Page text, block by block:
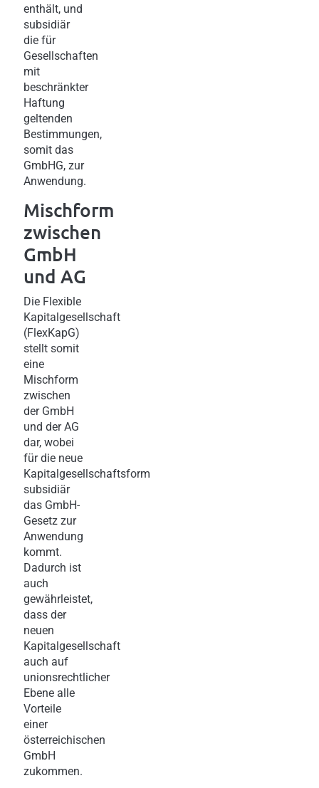
enthält, und
subsidiär
die für
Gesellschaften
mit
beschränkter
Haftung
geltenden
Bestimmungen,
somit das
GmbHG, zur
Anwendung.
Mischform
zwischen
GmbH
und AG
Die Flexible
Kapitalgesellschaft
(FlexKapG)
stellt somit
eine
Mischform
zwischen
der GmbH
und der AG
dar, wobei
für die neue
Kapitalgesellschaftsform
subsidiär
das GmbH-
Gesetz zur
Anwendung
kommt.
Dadurch ist
auch
gewährleistet,
dass der
neuen
Kapitalgesellschaft
auch auf
unionsrechtlicher
Ebene alle
Vorteile
einer
österreichischen
GmbH
zukommen.